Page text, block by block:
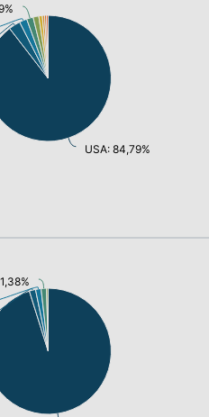
USA: 84,79%